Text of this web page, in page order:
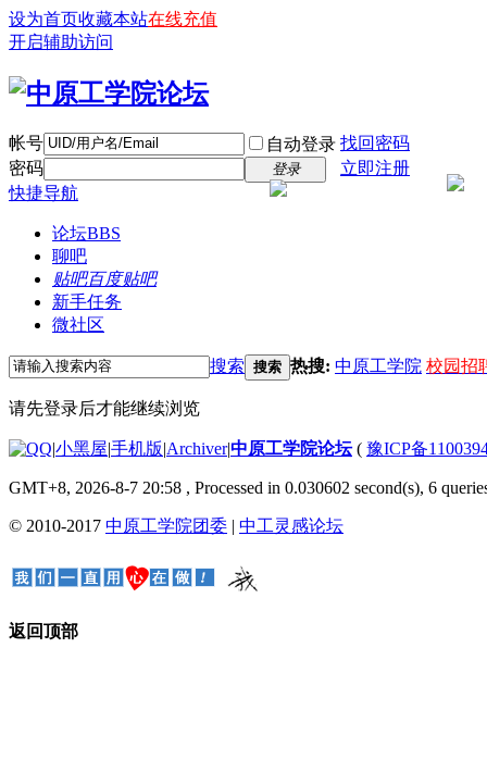
设为首页收藏本站在线充值
开启辅助访问
帐号 自动登录 找回密码
密码
登录
立即注册
快捷导航
论坛BBS
聊吧
贴吧百度贴吧
新手任务
微社区
搜索 搜索 热搜: 中原工学院 校园招
请先登录后才能继续浏览
|小黑屋|手机版|Archiver|中原工学院论坛( 豫ICP备
GMT+8, 2026-8-7 20:58 , Processed in 0.030602 second(s), 6
© 2010-2017 中原工学院团委 | 中工灵感论坛
返回顶部